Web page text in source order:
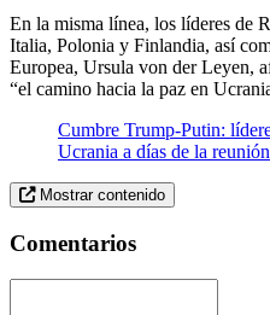
En la misma línea, los líderes de
Italia, Polonia y Finlandia, así
Europea, Ursula von der Leyen,
“el camino hacia la paz en
Cumbre Trump-Putin:
Ucrania a días de la reunión
Mostrar contenido
Comentarios